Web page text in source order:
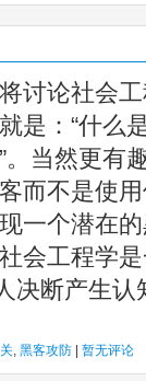
讨论社会
是：“什么
。当然更有
而不是使
一个潜在
会工程学
决断产生
, 黑客攻防 暂无评论